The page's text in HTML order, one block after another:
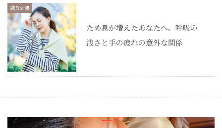
鍼灸効果
ため息が増えたあなたへ。呼吸の
浅さと手の疲れの意外な関係